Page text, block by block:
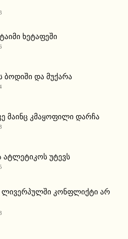
ხეტაფეში
ბოდიში და მუქარა
მაინც კმაყოფილი დარჩა
უტევს
ლივერპულში კონფლიქტი არ